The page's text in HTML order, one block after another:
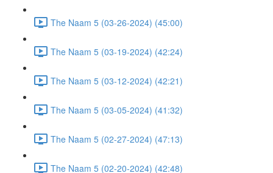
The Naam 5 (03-26-2024) (45:00)
The Naam 5 (03-19-2024) (42:24)
The Naam 5 (03-12-2024) (42:21)
The Naam 5 (03-05-2024) (41:32)
The Naam 5 (02-27-2024) (47:13)
The Naam 5 (02-20-2024) (42:48)